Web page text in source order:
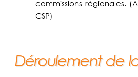
commissions régionales.
CSP)
Déroulement de